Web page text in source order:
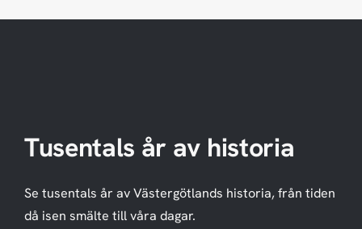
Tusentals år av historia
Se tusentals år av Västergötlands historia, från tiden
då isen smälte till våra dagar.